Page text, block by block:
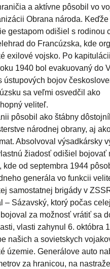
a aktívne pôsobil vo
Obrana národa. Keďže
gestapom odišiel s rodinou
do Francúzska, kde
exilové vojsko. Po kapitulácii
1940 bol evakuovaný do
ústupových bojov
sa veľmi osvedčil ako
veliteľ.
pôsobil ako štábny
národnej obrany, aj
Absolvoval výsadkársky
žiadosť odišiel bojovať
kde od septembra 1944
generála vo funkcii
samostatnej brigády v
– Sázavský, ktorý počas
za možnosť vrátiť sa
vlasti zahynul 6. októbra
našich a sovietskych
územie. Generálove auto
za hranicou, na